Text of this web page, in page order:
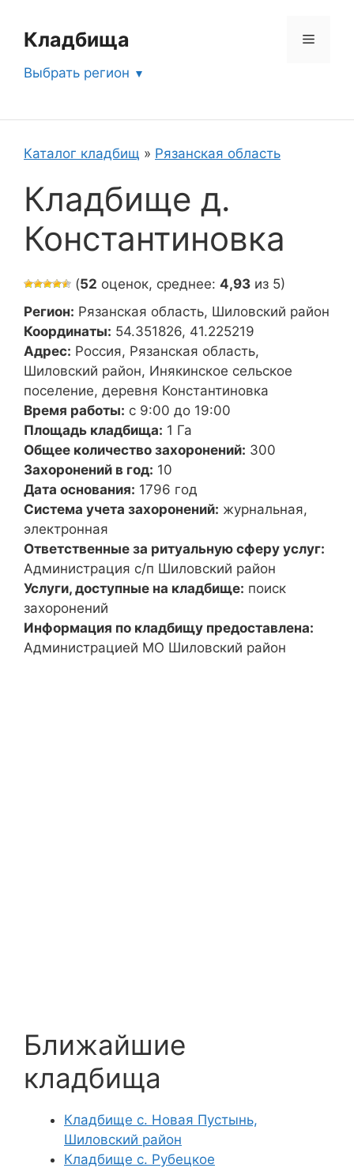
содержимому
Кладбища Меню
Выбрать регион
Каталог кладбищ » Рязанская область
Кладбище д.
Константиновка
(52 оценок, среднее: 4,93 из 5)
Регион: Рязанская область, Шиловский район
Координаты: 54.351826, 41.225219
Адрес: Россия, Рязанская область,
Шиловский район, Инякинское сельское
поселение, деревня Константиновка
Время работы: с 9:00 до 19:00
Площадь кладбища: 1 Га
Общее количество захоронений: 300
Захоронений в год: 10
Дата основания: 1796 год
Система учета захоронений: журнальная,
электронная
Ответственные за ритуальную сферу услуг:
Администрация с/п Шиловский район
Услуги, доступные на кладбище: поиск
захоронений
Информация по кладбищу предоставлена:
Администрацией МО Шиловский район
Ближайшие
кладбища
Кладбище с. Новая Пустынь,
Шиловский район
Кладбище с. Рубецкое